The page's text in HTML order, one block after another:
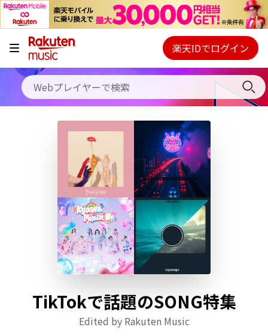
キャンペーン
料金プラン
使い方
初回30日間無料お試し
Webプレイヤー
ご契約内容の確認・変更
楽天IDでログイン
TikTokで話題のSONG特集
Edited by Rakuten Music